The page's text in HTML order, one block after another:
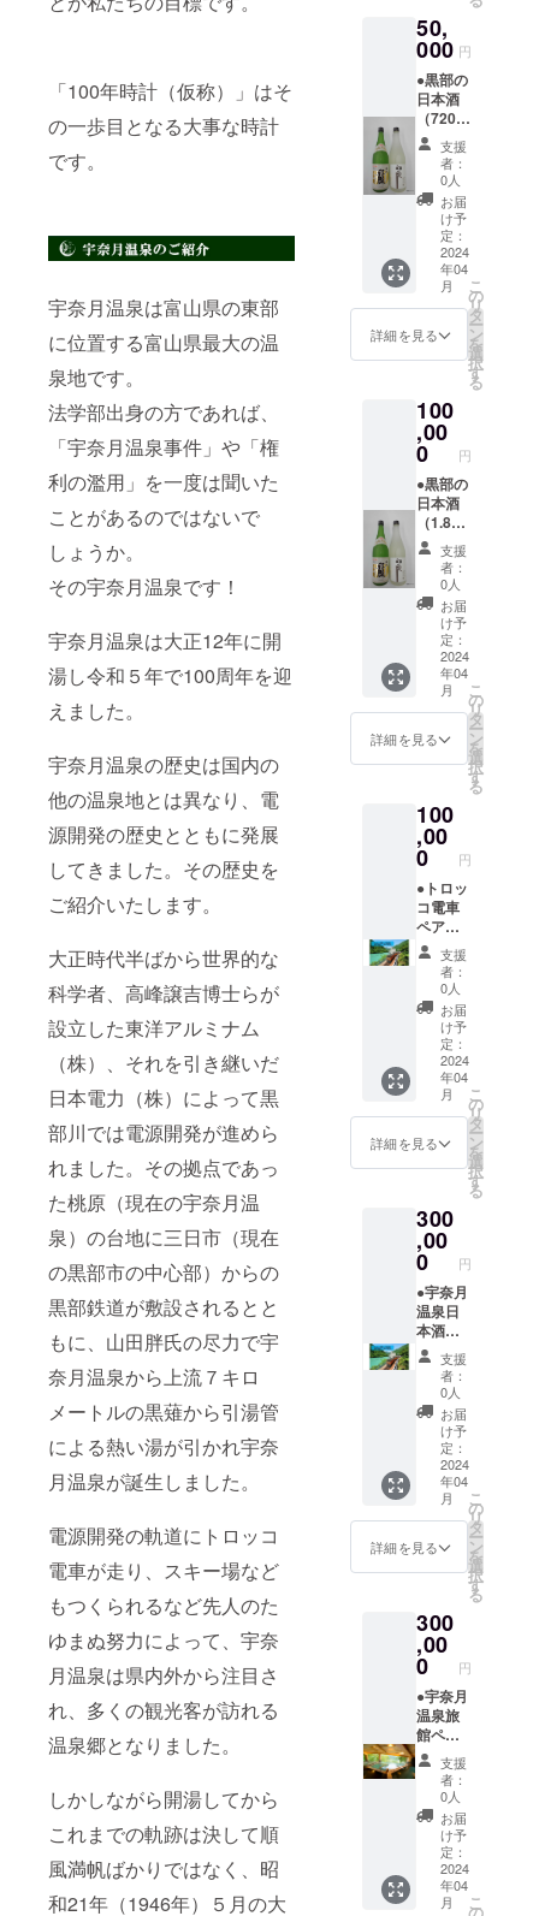
「100年時計（仮称）」はそ
の一歩目となる大事な時計
です。
宇奈月温泉は富山県の東部
に位置する富山県最大の温
泉地です。
法学部出身の方であれば、
「宇奈月温泉事件」や「権
利の濫用」を一度は聞いた
ことがあるのではないで
しょうか。
その宇奈月温泉です！
宇奈月温泉は大正12年に開
湯し令和５年で100周年を迎
えました。
宇奈月温泉の歴史は国内の
他の温泉地とは異なり、電
源開発の歴史とともに発展
してきました。その歴史を
ご紹介いたします。
大正時代半ばから世界的な
科学者、高峰譲吉博士らが
設立した東洋アルミナム
（株）、それを引き継いだ
日本電力（株）によって黒
部川では電源開発が進めら
れました。その拠点であっ
た桃原（現在の宇奈月温
泉）の台地に三日市（現在
の黒部市の中心部）からの
黒部鉄道が敷設されるとと
もに、山田胖氏の尽力で宇
奈月温泉から上流７キロ
メートルの黒薙から引湯管
による熱い湯が引かれ宇奈
月温泉が誕生しました。
電源開発の軌道にトロッコ
電車が走り、スキー場など
もつくられるなど先人のた
ゆまぬ努力によって、宇奈
月温泉は県内外から注目さ
れ、多くの観光客が訪れる
温泉郷となりました。
しかしながら開湯してから
これまでの軌跡は決して順
風満帆ばかりではなく、昭
和21年（1946年）５月の大
めるリ
ターン
です。3
万円の
コース
よりも
お得な
内容と
なって
いま
す。
50,
000 円
●黒部の
日本酒
（720m
l 1本）
●開湯
100周年
記念升
黒部の
酒蔵で
造られ
た日本
酒と開
湯100周
年記念
升の
黒部の
日本酒
をお楽
しみく
ださ
い。 ※
日本酒
は黒部
の醸造
所「銀
盤酒
造」、
「皇国
晴酒
造」の
お酒い
ずれか
になり
ます。
※お酒の
選べま
せん。
あらか
じめご
了承く
ださ
い。
支援
者：
0人
お届
け予
定：
2024
年04
月
詳細を見る
こ
の
リ
タ
ー
ン
を
選
択
す
る
100
,00
0 円
●黒部の
日本酒
（1.8
リット
ル/ 1
本） ●
オリジ
ナルグ
ラス・
開湯100
周年記
念升
セット
黒部の
酒蔵で
酒と開
湯100周
年オリ
ジナル
グラ
ス、開
湯100周
年記念
升の
セット
です。
黒部の
日本酒
をお楽
しみく
ださ
い。 ※
日本酒
は黒部
盤酒
造」、
「皇国
晴酒
造」の
お酒の
中から1
本お送
りいた
しま
す。 ※
お酒の
種類は
選べま
せん。
あらか
じめご
了承く
ださ
支援
者：
0人
お届
け予
定：
2024
年04
月
詳細を見る
こ
の
リ
タ
ー
ン
を
選
択
す
る
100
,00
0 円
●トロッ
コ電車
ペア乗
車券 ●
宇奈月
温泉総
湯「湯
めどこ
ろ宇奈
月」入
浴券11
枚 ●開
湯100周
年記念
升 宇奈
できる
コース
です。1
日だけ
ではな
く何度
も宇奈
月温泉
を楽し
むこと
がで
き、思
い出に
も形に
も残す
ことが
できる
コース
です。
支援
者：
0人
お届
け予
定：
2024
年04
月
詳細を見る
こ
の
リ
タ
ー
ン
を
選
択
す
る
300
,00
0 円
●宇奈月
温泉日
本酒
（1.8
リット
ル/ 1
本） ●
オリジ
ナルグ
ラス・
升セッ
ト ●ト
ロッコ
電車ペ
ア乗車
泉総湯
「湯め
どころ
宇奈
月」入
浴券11
枚 ※日
本酒は
製造の
関係
上、ど
ちらか1
本とな
りま
す。種
類はお
支援
者：
0人
お届
け予
定：
2024
年04
月
詳細を見る
こ
の
リ
タ
ー
ン
を
選
択
す
る
300
,00
0 円
●宇奈月
温泉旅
館ペア
宿泊券
（1泊2
食付
き） ●
トロッ
コ電車
ペア乗
車券 ●
開湯100
支援
者：
0人
お届
け予
定：
2024
年04
月
こ